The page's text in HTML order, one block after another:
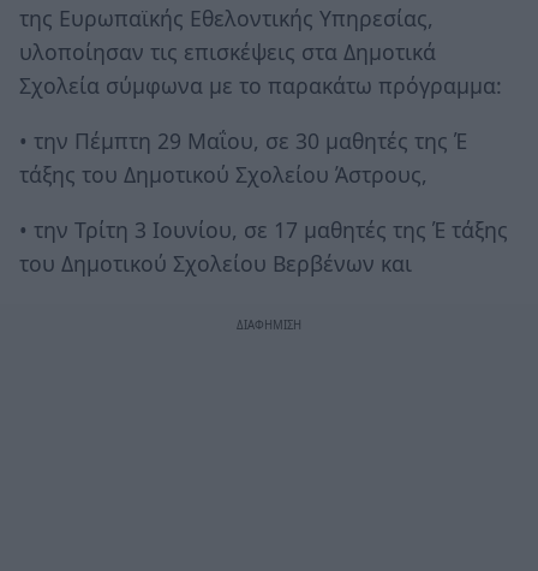
της Ευρωπαϊκής Εθελοντικής Υπηρεσίας,
υλοποίησαν τις επισκέψεις στα Δημοτικά
Σχολεία σύμφωνα με το παρακάτω πρόγραμμα:
• την Πέμπτη 29 Μαΐου, σε 30 μαθητές της Έ
τάξης του Δημοτικού Σχολείου Άστρους,
• την Τρίτη 3 Ιουνίου, σε 17 μαθητές της Έ τάξης
του Δημοτικού Σχολείου Βερβένων και